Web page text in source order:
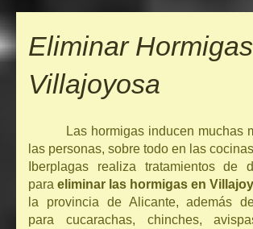
Eliminar
Villajoyosa
Las hormigas inducen muchas
las personas, sobre todo en las
Iberplagas realiza tratamientos de
para eliminar las hormigas en
la provincia de Alicante, además
para cucarachas, chinches,